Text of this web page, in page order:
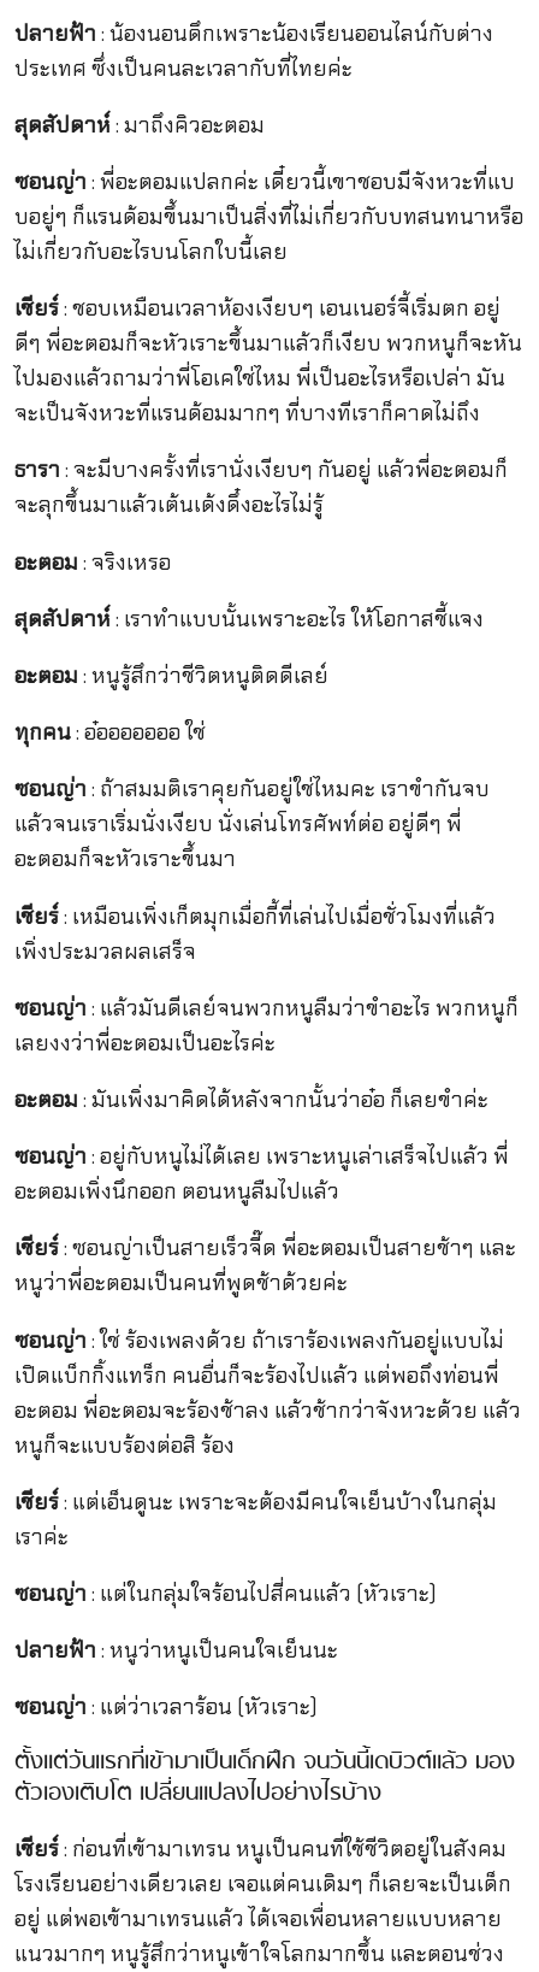
ปลายฟ้า : น้องนอนดึกเพราะน้องเรียนออนไลน์กับต่าง
ประเทศ ซึ่งเป็นคนละเวลากับที่ไทยค่ะ
สุดสัปดาห์ : มาถึงคิวอะตอม
ซอนญ่า : พี่อะตอมแปลกค่ะ เดี๋ยวนี้เขาชอบมีจังหวะที่แบ
บอยู่ๆ ก็แรนด้อมขึ้นมาเป็นสิ่งที่ไม่เกี่ยวกับบทสนทนาหรือ
ไม่เกี่ยวกับอะไรบนโลกใบนี้เลย
เชียร์: ชอบเหมือนเวลาห้องเงียบๆ เอนเนอร์จี้เริ่มตก อยู่
ดีๆ พี่อะตอมก็จะหัวเราะขึ้นมาแล้วก็เงียบ พวกหนูก็จะหัน
ไปมองแล้วถามว่าพี่โอเคใช่ไหม พี่เป็นอะไรหรือเปล่า มัน
จะเป็นจังหวะที่แรนด้อมมากๆ ที่บางทีเราก็คาดไม่ถึง
ธารา : จะมีบางครั้งที่เรานั่งเงียบๆ กันอยู่ แล้วพี่อะตอมก็
จะลุกขึ้นมาแล้วเต้นเด้งดึ๋งอะไรไม่รู้
อะตอม : จริงเหรอ
สุดสัปดาห์ : เราทำแบบนั้นเพราะอะไร ให้โอกาสชี้แจง
อะตอม : หนูรู้สึกว่าชีวิตหนูติดดีเลย์
ทุกคน: อ๋อออออออ ใช่
ซอนญ่า : ถ้าสมมติเราคุยกันอยู่ใช่ไหมคะ เราขำกันจบ
แล้วจนเราเริ่มนั่งเงียบ นั่งเล่นโทรศัพท์ต่อ อยู่ดีๆ พี่
อะตอมก็จะหัวเราะขึ้นมา
เชียร์: เหมือนเพิ่งเก็ตมุกเมื่อกี้ที่เล่นไปเมื่อชั่วโมงที่แล้ว
เพิ่งประมวลผลเสร็จ
ซอนญ่า : แล้วมันดีเลย์จนพวกหนูลืมว่าขำอะไร พวกหนูก็
เลยงงว่าพี่อะตอมเป็นอะไรค่ะ
อะตอม : มันเพิ่งมาคิดได้หลังจากนั้นว่าอ๋อ ก็เลยขำค่ะ
ซอนญ่า : อยู่กับหนูไม่ได้เลย เพราะหนูเล่าเสร็จไปแล้ว พี่
อะตอมเพิ่งนึกออก ตอนหนูลืมไปแล้ว
เชียร์: ซอนญ่าเป็นสายเร็วจี๊ด พี่อะตอมเป็นสายช้าๆ และ
หนูว่าพี่อะตอมเป็นคนที่พูดช้าด้วยค่ะ
ซอนญ่า : ใช่ ร้องเพลงด้วย ถ้าเราร้องเพลงกันอยู่แบบไม่
เปิดแบ็กกิ้งแทร็ก คนอื่นก็จะร้องไปแล้ว แต่พอถึงท่อนพี่
อะตอม พี่อะตอมจะร้องช้าลง แล้วช้ากว่าจังหวะด้วย แล้ว
หนูก็จะแบบร้องต่อสิ ร้อง
เชียร์: แต่เอ็นดูนะ เพราะจะต้องมีคนใจเย็นบ้างในกลุ่ม
เราค่ะ
ซอนญ่า : แต่ในกลุ่มใจร้อนไปสี่คนแล้ว (หัวเราะ)
ปลายฟ้า : หนูว่าหนูเป็นคนใจเย็นนะ
ซอนญ่า : แต่ว่าเวลาร้อน (หัวเราะ)
ตั้งแต่วันแรกที่เข้ามาเป็นเด็กฝึก จนวันนี้เดบิวต์แล้ว มอง
ตัวเองเติบโต เปลี่ยนแปลงไปอย่างไรบ้าง
เชียร์: ก่อนที่เข้ามาเทรน หนูเป็นคนที่ใช้ชีวิตอยู่ในสังคม
โรงเรียนอย่างเดียวเลย เจอแต่คนเดิมๆ ก็เลยจะเป็นเด็ก
อยู่ แต่พอเข้ามาเทรนแล้ว ได้เจอเพื่อนหลายแบบหลาย
แนวมากๆ หนูรู้สึกว่าหนูเข้าใจโลกมากขึ้น และตอนช่วง